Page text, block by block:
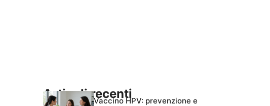
Articoli recentiVaccino HPV: prevenzione e